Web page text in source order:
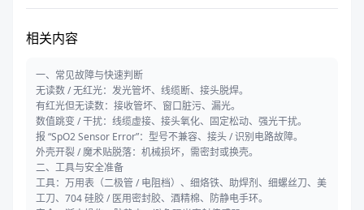
相关内容
一、常见故障与快速判断
无读数 / 无红光：发光管坏、线缆断、接头脱焊。
有红光但无读数：接收管坏、窗口脏污、漏光。
数值跳变 / 干扰：线缆虚接、接头氧化、固定松动、强光干扰。
报 “SpO2 Sensor Error”：型号不兼容、接头 / 识别电路故障。
外壳开裂 / 魔术贴脱落：机械损坏，需密封或换壳。
二、工具与安全准备
工具：万用表（二极管 / 电阻档）、细烙铁、助焊剂、细螺丝刀、美
工刀、704 硅胶 / 医用密封胶、酒精棉、防静电手环。